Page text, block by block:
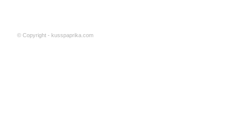
© Copyright - kusspaprika.com